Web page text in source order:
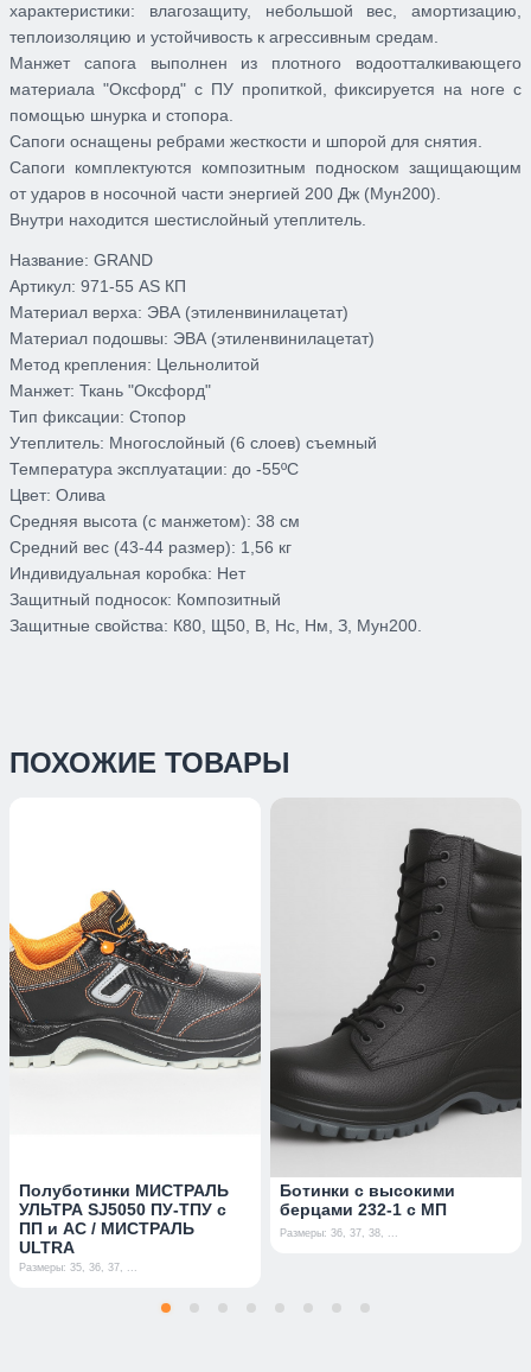
характеристики: влагозащиту, небольшой вес, амортизацию,
теплоизоляцию и устойчивость к агрессивным средам.
Манжет сапога выполнен из плотного водоотталкивающего
материала "Оксфорд" с ПУ пропиткой, фиксируется на ноге с
помощью шнурка и стопора.
Сапоги оснащены ребрами жесткости и шпорой для снятия.
Сапоги комплектуются композитным подноском защищающим
от ударов в носочной части энергией 200 Дж (Мун200).
Внутри находится шестислойный утеплитель.
Название: GRAND
Артикул: 971-55 AS КП
Материал верха: ЭВА (этиленвинилацетат)
Материал подошвы: ЭВА (этиленвинилацетат)
Метод крепления: Цельнолитой
Манжет: Ткань "Оксфорд"
Тип фиксации: Стопор
Утеплитель: Многослойный (6 слоев) съемный
Температура эксплуатации: до -55ºС
Цвет: Олива
Средняя высота (с манжетом): 38 см
Средний вес (43-44 размер): 1,56 кг
Индивидуальная коробка: Нет
Защитный подносок: Композитный
Защитные свойства: К80, Щ50, В, Нс, Нм, З, Мун200.
ПОХОЖИЕ ТОВАРЫ
Полуботинки МИСТРАЛЬ
УЛЬТРА SJ5050 ПУ-ТПУ с
ПП и АС / МИСТРАЛЬ
ULTRA
Размеры: 35, 36, 37, ...
Ботинки с высокими
берцами 232-1 с МП
Размеры: 36, 37, 38, ...